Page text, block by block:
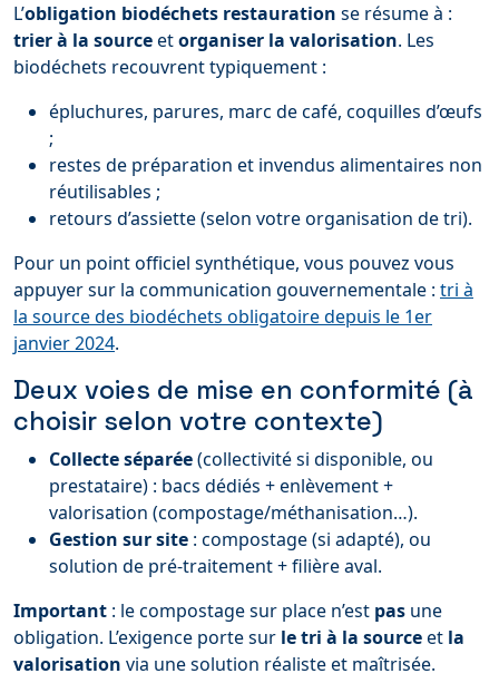
L’obligation biodéchets restauration se résume à :
trier à la sourceetorganiser la valorisation. Les
biodéchets recouvrent typiquement :
épluchures, parures, marc de café, coquilles d’œufs
;
restes de préparation et invendus alimentaires non
réutilisables ;
retours d’assiette (selon votre organisation de tri).
Pour un point officiel synthétique, vous pouvez vous
appuyer sur la communication gouvernementale : tri à
la source des biodéchets obligatoire depuis le 1er
janvier 2024.
Deux voies de mise en conformité (à
choisir selon votre contexte)
Collecte séparée(collectivité si disponible, ou
prestataire) : bacs dédiés + enlèvement +
valorisation (compostage/méthanisation…).
Gestion sur site : compostage (si adapté), ou
solution de pré-traitement + filière aval.
Important : le compostage sur place n’est pas une
obligation. L’exigence porte sur le tri à la sourceet la
valorisation via une solution réaliste et maîtrisée.